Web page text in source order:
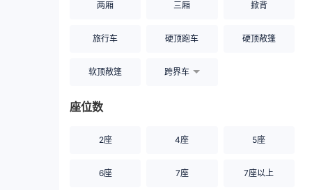
两厢 三厢 掀背
旅行车 硬顶跑车 硬顶敞篷
软顶敞篷 跨界车
座位数
2座 4座 5座
6座 7座 7座以上